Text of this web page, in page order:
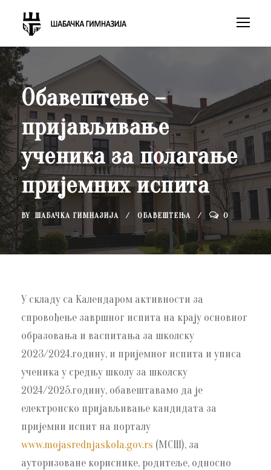
Обавештење –
пријављивање
ученика за полагање
пријемних испита
BY ШАБАЧКА ГИМНАЗИЈА ОБАВЕШТЕЊА 0
У складу са Календаром активности за
спровођење завршног испита на крају основног
образовања и васпитања за школску
2023/2024.годину, и пријемног испита и уписа
ученика у средњу школу за школску
2024/2025.годину, обавештавамо да је
електронско пријављивање кандидата за
пријемни испит на порталу
www.mojasrednjaskola.gov.rs (МСШ), за
ауторизоване кориснике, родитеље, односно